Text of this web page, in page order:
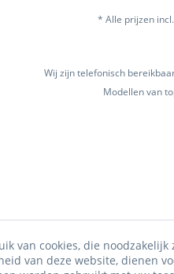
* Alle prijzen
Wij zijn telefonisch
Modellen van
van cookies, die
van deze website, dienen